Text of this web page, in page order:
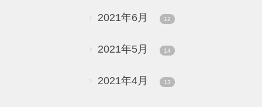
2021年6月 12
2021年5月 14
2021年4月 13